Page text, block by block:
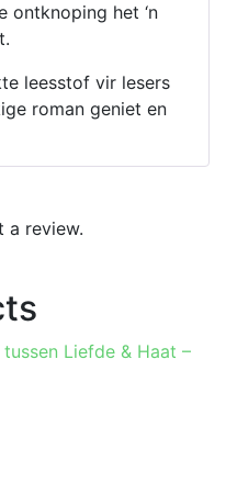
ontknoping het ‘n
leesstof vir lesers
roman geniet en
a review.